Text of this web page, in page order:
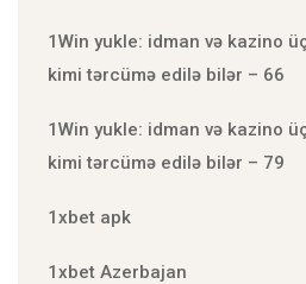
1Win yukle: idman və kazino
kimi tərcümə edilə bilər – 66
1Win yukle: idman və kazino
kimi tərcümə edilə bilər – 79
1xbet apk
1xbet Azerbajan